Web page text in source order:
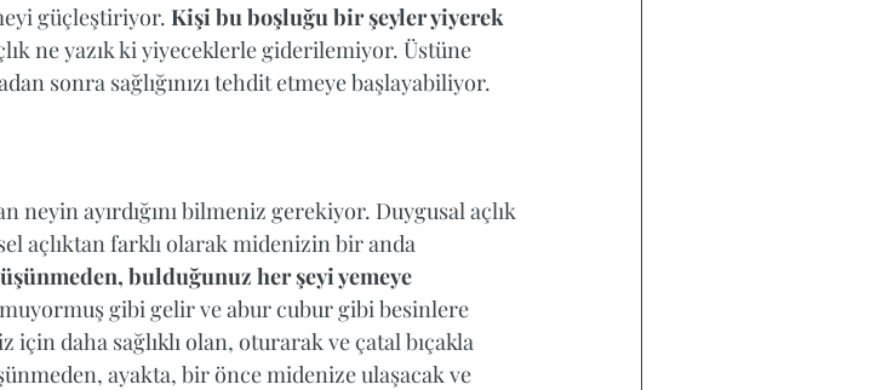
güçleştiriyor. Kişi bu boşluğu bir şeyler yiyerek
ne yazık ki yiyeceklerle giderilemiyor. Üstüne
sonra sağlığınızı tehdit etmeye başlayabiliyor.
neyin ayırdığını bilmeniz gerekiyor. Duygusal açlık
açlıktan farklı olarak midenizin bir anda
bulduğunuz her şeyi yemeye
gibi gelir ve abur cubur gibi besinlere
daha sağlıklı olan, oturarak ve çatal bıçakla
ayakta, bir önce midenize ulaşacak ve